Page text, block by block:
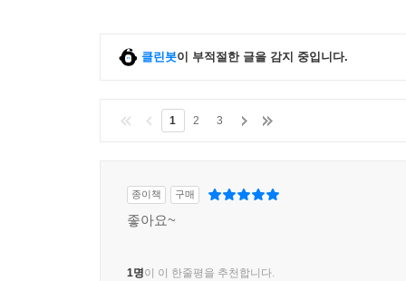
클린봇이 부적절한 글을 감지 중입니다.
1 2 3
종이책 구매
좋아요~
1명이 이 한줄평을 추천합니다.